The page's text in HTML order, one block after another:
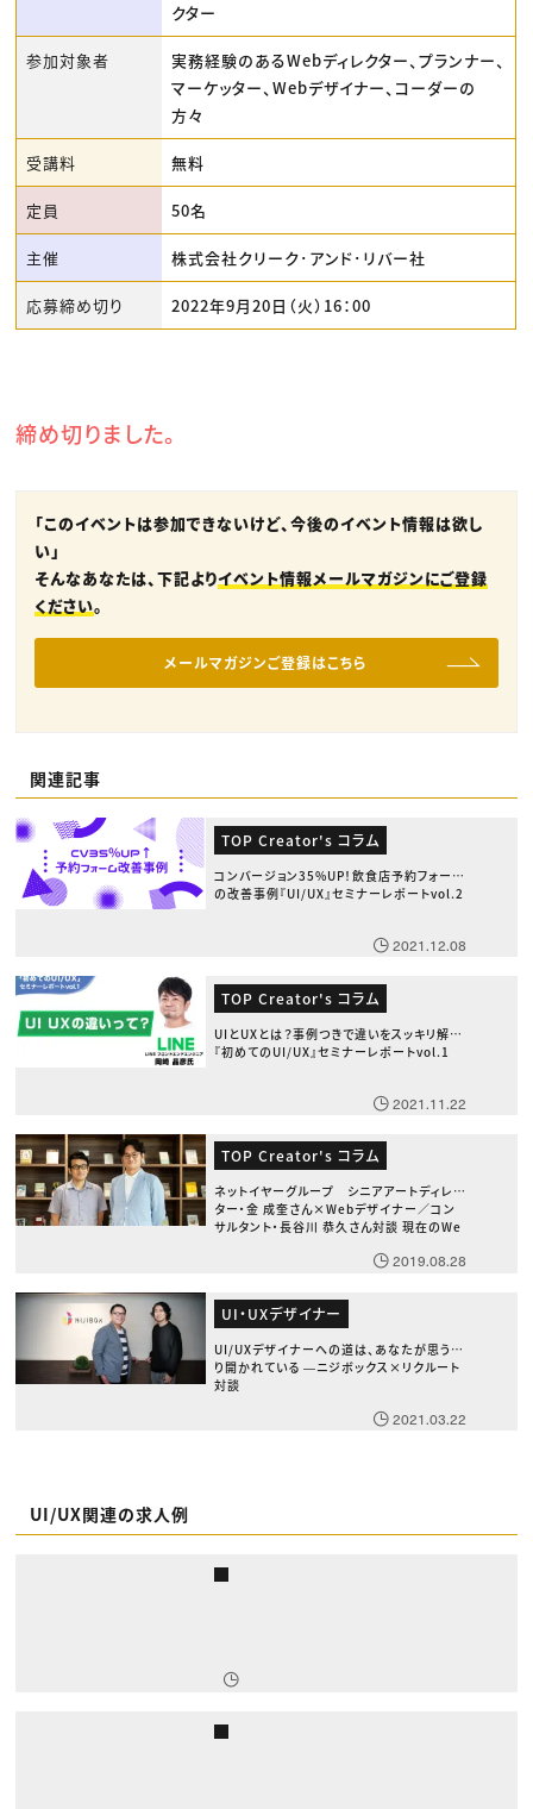
クター
参加対象者
実務経験のあるWebディレクター、プランナー、
マーケッター、Webデザイナー、コーダーの
方々
受講料 無料
定員 50名
主催 株式会社クリーク･アンド･リバー社
応募締め切り 2022年9月20日（火）16：00
締め切りました。
「このイベントは参加できないけど、今後のイベント情報は欲し
い」
そんなあなたは、下記よりイベント情報メールマガジンにご登録
ください。
メールマガジンご登録はこちら
関連記事
TOP Creator's コラム
コンバージョン35%UP！飲食店予約フォーム
の改善事例『UI/UX』セミナーレポートvol.2
2021.12.08
TOP Creator's コラム
UIとUXとは？事例つきで違いをスッキリ解説
『初めてのUI/UX』セミナーレポートvol.1
2021.11.22
TOP Creator's コラム
ネットイヤーグループ シニアアートディレク
ター・金 成奎さん×Webデザイナー／コン
サルタント・長谷川 恭久さん対談 現在のWe
2019.08.28
UI・UXデザイナー
UI/UXデザイナーへの道は、あなたが思うよ
り開かれている ―ニジボックス×リクルート
対談
2021.03.22
UI/UX関連の求人例